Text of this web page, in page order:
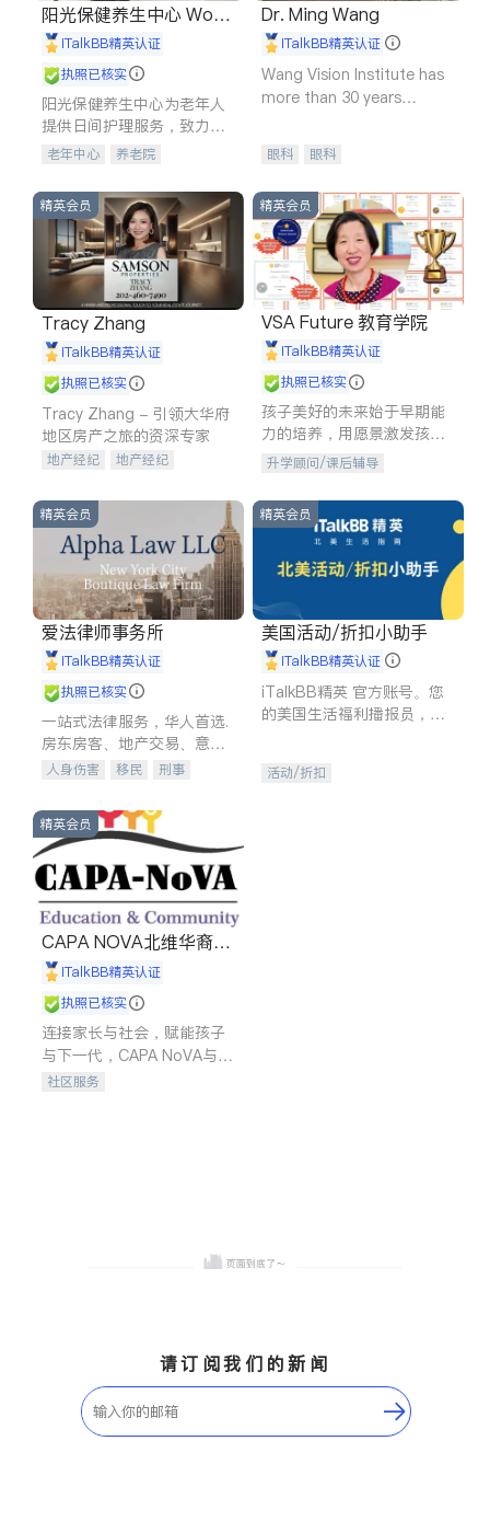
阳光保健养生中心 World
shine
iTalkBB精英认证
执照已核实
阳光保健养生中心为老年人
提供日间护理服务，致力于
通过持续的护理创新来有效
老年中心 养老院
Dr. Ming Wang
iTalkBB精英认证
Wang Vision Institute has
more than 30 years
眼科 眼科
精英会员
Tracy Zhang
iTalkBB精英认证
执照已核实
Tracy Zhang - 引领大华府
地区房产之旅的资深专家
地产经纪
地产经纪
商铺租售
精英会员
VSA Future 教育学院
iTalkBB精英认证
执照已核实
孩子美好的未来始于早期能
力的培养，用愿景激发孩子
的学习潜力和动力。理念：
石。
升学顾问/课后辅导
精英会员
爱法律师事务所
iTalkBB精英认证
执照已核实
一站式法律服务，华人首选.
房东房客、地产交易、意外
伤害、车祸重伤、商业诉
建筑合同、刑事案件全包办
人身伤害 移民
刑事
信托/遗嘱
商业
索赔
律师-其它 保释
精英会员
美国活动/折扣小助手
iTalkBB精英认证
iTalkBB精英 官方账号。您
的美国生活福利播报员，精
专属福利。
活动/折扣
精英会员
CAPA NOVA北维华裔家
长会iTalkBB精英认证
执照已核实
连接家长与社会，赋能孩子
与下一代，CAPA NoVA与您
携手建设包容、公平、充满
社区服务
请订阅我们的新闻